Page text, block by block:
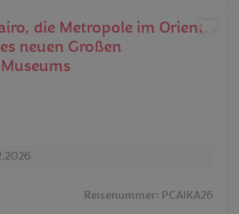
die Metropole im Orient,
neuen Großen
Reisenummer: PCAIKA26